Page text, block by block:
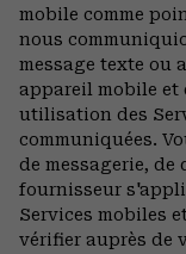
mobile comme
nous
message texte ou
appareil mobile et
utilisation des
communiquées.
de messagerie, de
fournisseur
Services mobiles
vérifier auprès de